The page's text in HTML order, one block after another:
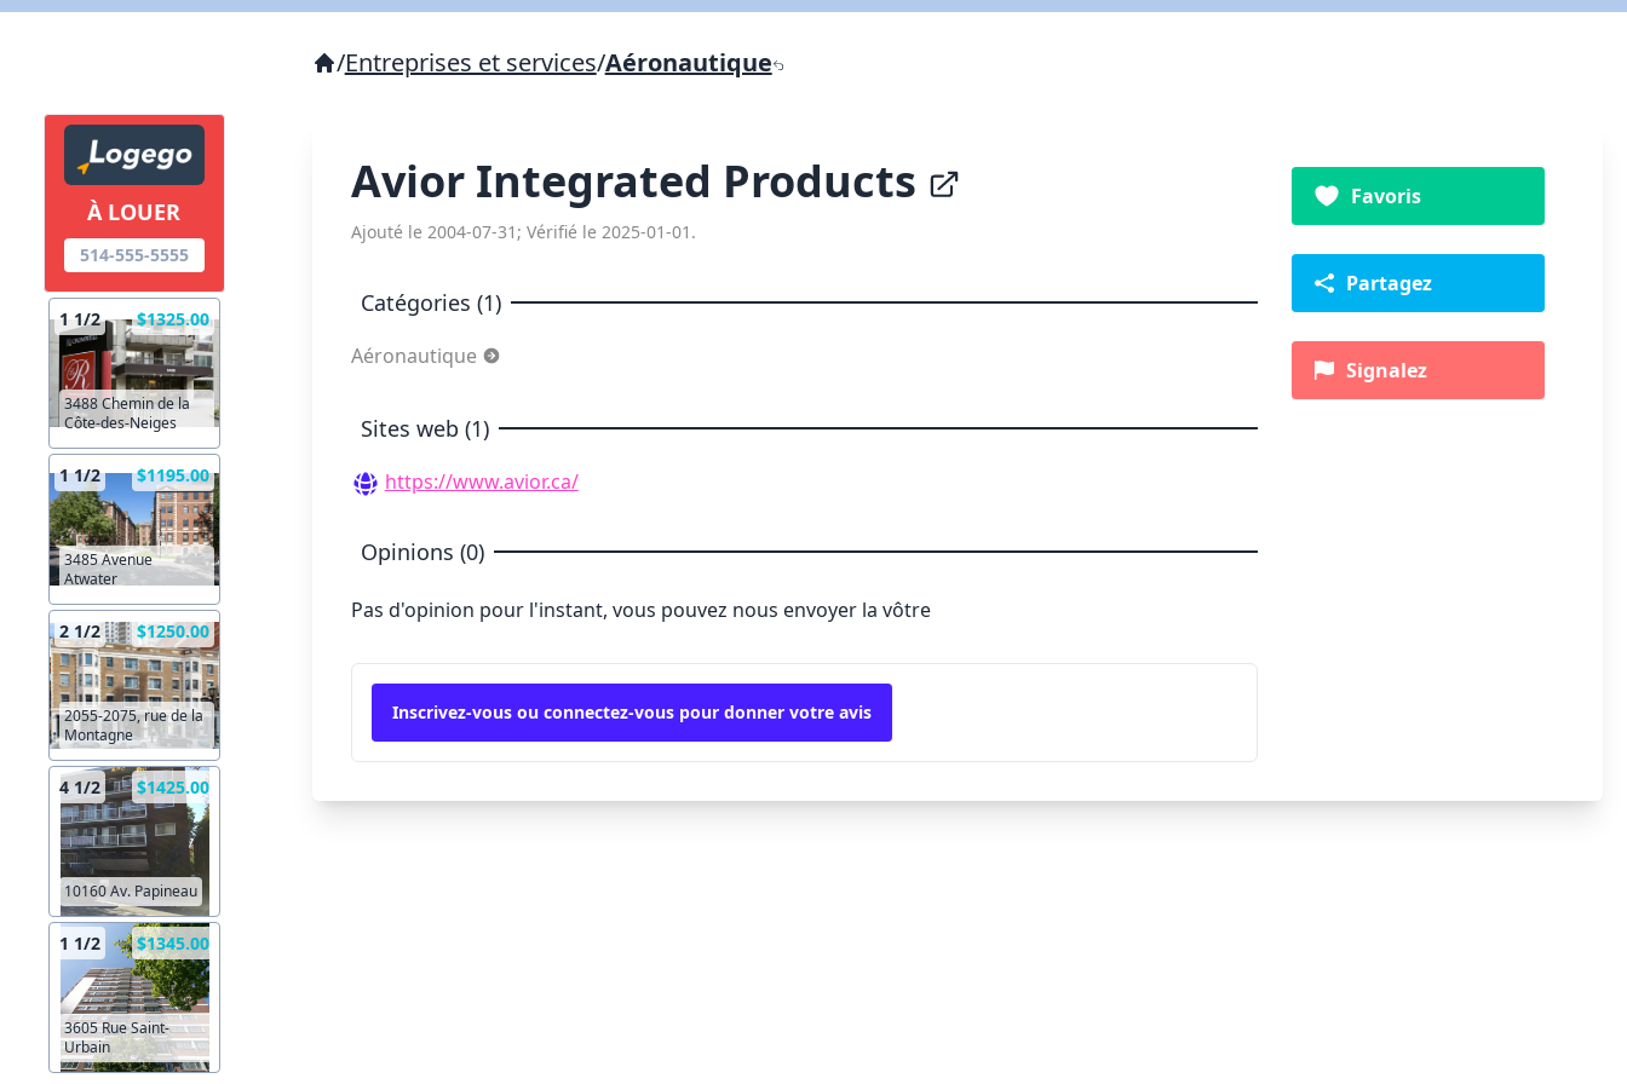
À LOUER
514-555-5555
1 1/2 $1325.00
3488 Chemin de la
Côte-des-Neiges
1 1/2 $1195.00
3485 Avenue
Atwater
2 1/2 $1250.00
2055-2075, rue de la
Montagne
4 1/2 $1425.00
10160 Av. Papineau
1 1/2 $1345.00
3605 Rue Saint-
Urbain
/Entreprises et services/Aéronautique
Avior Integrated Products
Ajouté le 2004-07-31; Vérifié le 2025-01-01.
Catégories (1)
Aéronautique
Sites web (1)
https://www.avior.ca/
Opinions (0)
Pas d'opinion pour l'instant, vous pouvez nous envoyer la vôtre
Inscrivez-vous ou connectez-vous pour donner votre avis
Favoris
Partagez
Signalez
X Fermer